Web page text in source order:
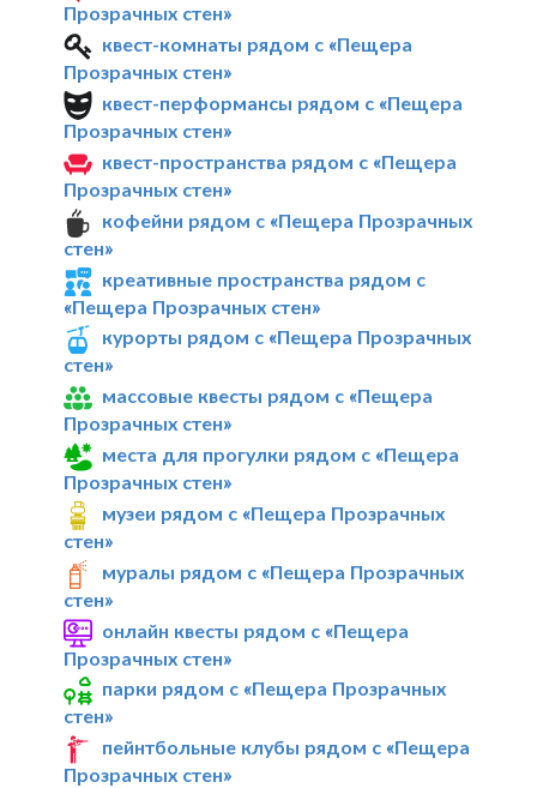
Прозрачных стен»
квест-комнаты рядом с «Пещера
Прозрачных стен»
квест-перформансы рядом с «Пещера
Прозрачных стен»
квест-пространства рядом с «Пещера
Прозрачных стен»
кофейни рядом с «Пещера Прозрачных
стен»
креативные пространства рядом с
«Пещера Прозрачных стен»
курорты рядом с «Пещера Прозрачных
стен»
массовые квесты рядом с «Пещера
Прозрачных стен»
места для прогулки рядом с «Пещера
Прозрачных стен»
музеи рядом с «Пещера Прозрачных
стен»
муралы рядом с «Пещера Прозрачных
стен»
онлайн квесты рядом с «Пещера
Прозрачных стен»
парки рядом с «Пещера Прозрачных
стен»
пейнтбольные клубы рядом с «Пещера
Прозрачных стен»